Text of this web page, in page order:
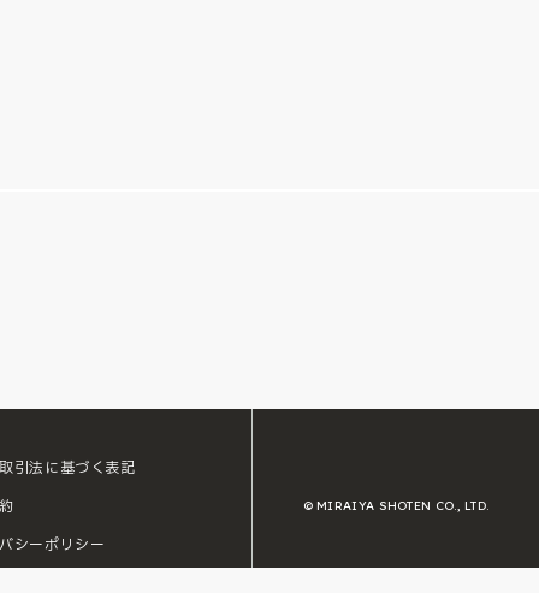
引法に基づく表記
シーポリシー
© MIRAIYA SHOTEN CO., LTD.